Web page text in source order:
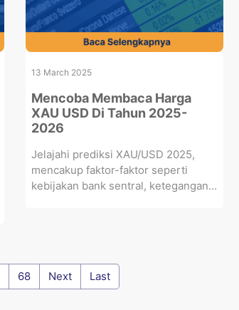
13 March 2025
Mencoba Membaca Harga
XAU USD Di Tahun 2025-
2026
Jelajahi prediksi XAU/USD 2025,
mencakup faktor-faktor seperti
kebijakan bank sentral, ketegangan...
68 Next Last